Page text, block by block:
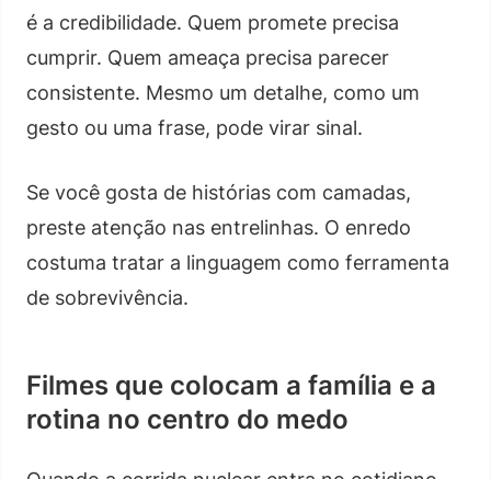
é a credibilidade. Quem promete precisa
cumprir. Quem ameaça precisa parecer
consistente. Mesmo um detalhe, como um
gesto ou uma frase, pode virar sinal.
Se você gosta de histórias com camadas,
preste atenção nas entrelinhas. O enredo
costuma tratar a linguagem como ferramenta
de sobrevivência.
Filmes que colocam a família e a
rotina no centro do medo